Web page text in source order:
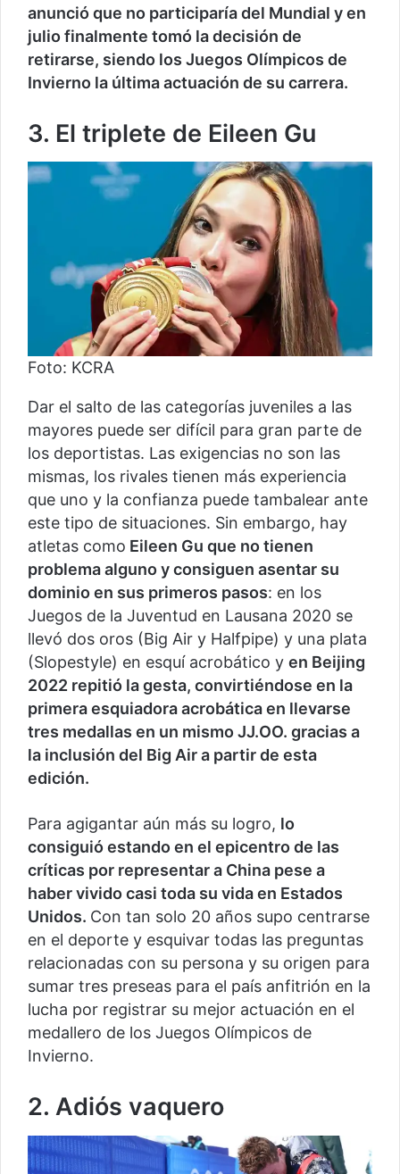
anunció que no participaría del Mundial y en
julio finalmente tomó la decisión de
retirarse, siendo los Juegos Olímpicos de
Invierno la última actuación de su carrera.
3. El triplete de Eileen Gu
Foto: KCRA
Dar el salto de las categorías juveniles a las
mayores puede ser difícil para gran parte de
los deportistas. Las exigencias no son las
mismas, los rivales tienen más experiencia
que uno y la confianza puede tambalear ante
este tipo de situaciones. Sin embargo, hay
atletas como Eileen Gu que no tienen
problema alguno y consiguen asentar su
dominio en sus primeros pasos: en los
Juegos de la Juventud en Lausana 2020 se
llevó dos oros (Big Air y Halfpipe) y una plata
(Slopestyle) en esquí acrobático y en Beijing
2022 repitió la gesta, convirtiéndose en la
primera esquiadora acrobática en llevarse
tres medallas en un mismo JJ.OO. gracias a
la inclusión del Big Air a partir de esta
edición.
Para agigantar aún más su logro, lo
consiguió estando en el epicentro de las
críticas por representar a China pese a
haber vivido casi toda su vida en Estados
Unidos. Con tan solo 20 años supo centrarse
en el deporte y esquivar todas las preguntas
relacionadas con su persona y su origen para
sumar tres preseas para el país anfitrión en la
lucha por registrar su mejor actuación en el
medallero de los Juegos Olímpicos de
Invierno.
2. Adiós vaquero